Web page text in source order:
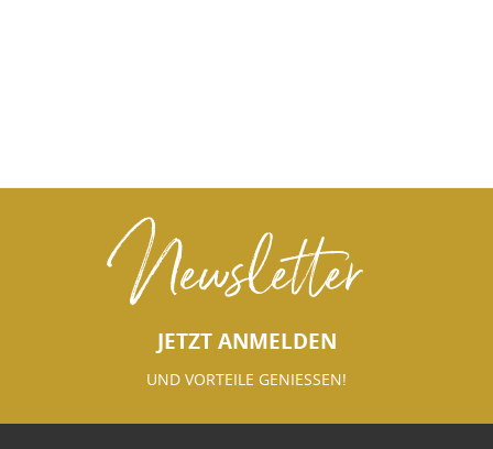
Newsletter
JETZT ANMELDEN
UND VORTEILE GENIESSEN!